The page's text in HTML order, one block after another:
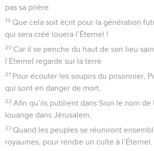
pas sa prière.
19 Que cela soit écrit pour la génération
qui sera créé louera l’Éternel !
20 Car il se penche du haut de son lieu
l’Éternel regarde sur la terre
21 Pour écouter les soupirs du prisonnier,
qui sont en danger de mort,
22 Afin qu’ils publient dans Sion le nom de
louange dans Jérusalem,
23 Quand les peuples se réuniront
royaumes, pour rendre un culte à l’Éternel.